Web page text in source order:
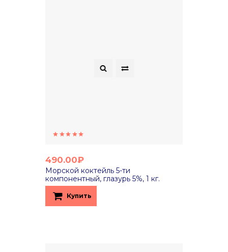
490.00₽
Морской коктейль 5-ти
компонентный, глазурь 5%, 1 кг.
Купить